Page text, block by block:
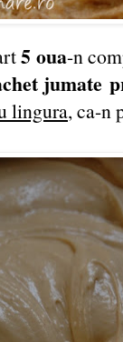
5 oua-n
jumate
lingura, ca-n